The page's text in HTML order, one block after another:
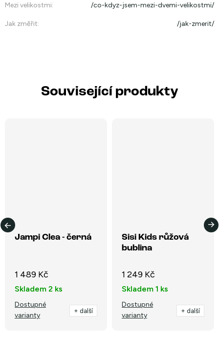
Mezi velikostmi: /co-kdyz-jsem-mezi-dvemi-velikostmi/
Jak změřit: /jak-zmerit/
Související produkty
Jampi Clea - černá
1 489 Kč
Skladem 2 ks
Dostupné
varianty
+ další
Sisi Kids růžová
bublina
1 249 Kč
Skladem 1 ks
Dostupné
varianty
+ další